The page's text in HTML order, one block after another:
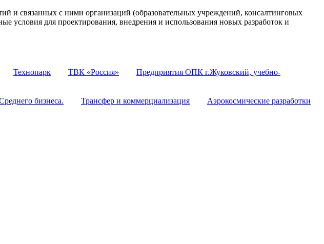
связанных с ними организаций (образовательных учреждений, консалтинговых
условия для проектирования, внедрения и использования новых разработок и
Технопарк ТВК «Россия»
Предприятия ОПК г.Жуковский, учебно-
бизнеса. Трансфер и коммерциализация Аэрокосмические разработки